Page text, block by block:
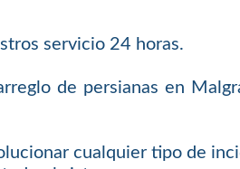
servicio 24 horas.
de persianas en
cualquier tipo de